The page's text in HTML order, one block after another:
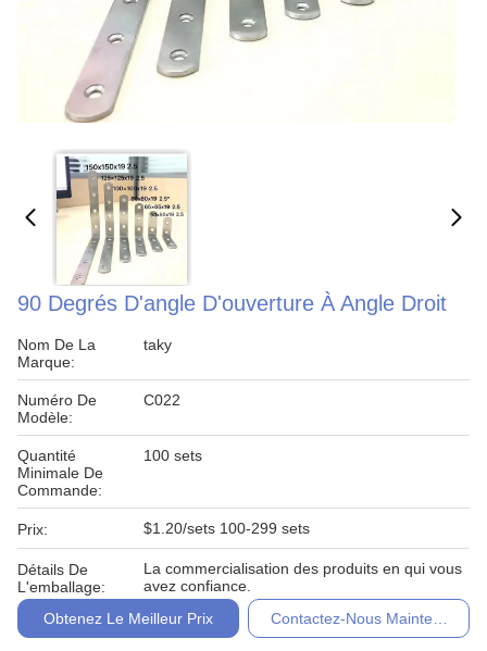
90 Degrés D'angle D'ouverture À Angle Droit
Nom De La
Marque:
taky
Numéro De
Modèle:
C022
Quantité
Minimale De
Commande:
100 sets
Prix: $1.20/sets 100-299 sets
Détails De
L'emballage:
La commercialisation des produits en qui vous
avez confiance.
Obtenez Le Meilleur Prix
Contactez-Nous Maintenant